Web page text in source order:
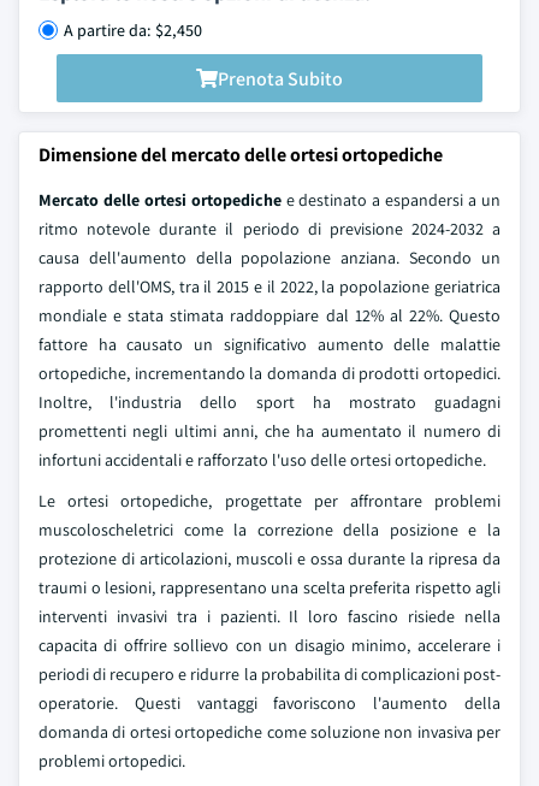
A partire da: $2,450
Prenota Subito
Dimensione del mercato delle ortesi ortopediche
Mercato delle ortesi ortopedichee destinato a espandersi a un
ritmo notevole durante il periodo di previsione 2024-2032 a
causa dell'aumento della popolazione anziana. Secondo un
rapporto dell'OMS, tra il 2015 e il 2022, la popolazione geriatrica
mondiale e stata stimata raddoppiare dal 12% al 22%. Questo
fattore ha causato un significativo aumento delle malattie
ortopediche, incrementando la domanda di prodotti ortopedici.
Inoltre, l'industria dello sport ha mostrato guadagni
promettenti negli ultimi anni, che ha aumentato il numero di
infortuni accidentali e rafforzato l'uso delle ortesi ortopediche.
Le ortesi ortopediche, progettate per affrontare problemi
muscoloscheletrici come la correzione della posizione e la
protezione di articolazioni, muscoli e ossa durante la ripresa da
traumi o lesioni, rappresentano una scelta preferita rispetto agli
interventi invasivi tra i pazienti. Il loro fascino risiede nella
capacita di offrire sollievo con un disagio minimo, accelerare i
periodi di recupero e ridurre la probabilita di complicazioni post-
operatorie. Questi vantaggi favoriscono l'aumento della
domanda di ortesi ortopediche come soluzione non invasiva per
problemi ortopedici.